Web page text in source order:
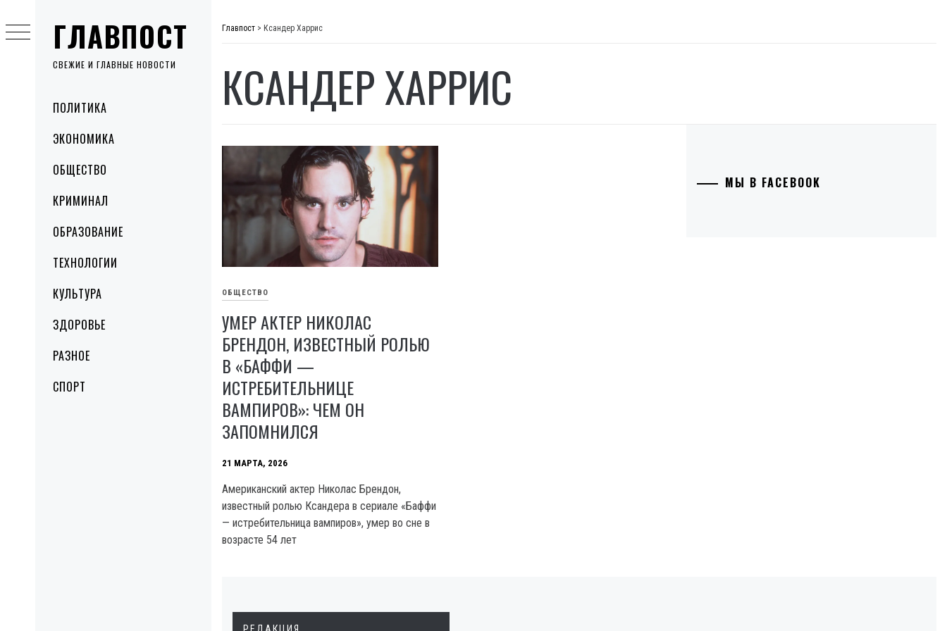
ГЛАВПОСТ
СВЕЖИЕ И ГЛАВНЫЕ НОВОСТИ
MenuПОЛИТИКА
ЭКОНОМИКА
ОБЩЕСТВО
КРИМИНАЛ
ОБРАЗОВАНИЕ
ТЕХНОЛОГИИ
КУЛЬТУРА
ЗДОРОВЬЕ
РАЗНОЕ
СПОРТ
to
content
Главпост > Ксандер Харрис
КСАНДЕР ХАРРИС
ОБЩЕСТВО
УМЕР АКТЕР НИКОЛАС
БРЕНДОН, ИЗВЕСТНЫЙ РОЛЬЮ
В «БАФФИ —
ИСТРЕБИТЕЛЬНИЦЕ
ВАМПИРОВ»: ЧЕМ ОН
ЗАПОМНИЛСЯ
21 МАРТА, 2026
Американский актер Николас Брендон,
известный ролью Ксандера в сериале «Баффи
— истребительница вампиров», умер во сне в
возрасте 54 лет
МЫ В FACEBOOK